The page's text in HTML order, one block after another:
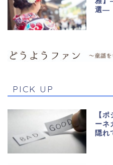
選―
PICK UP
【
ーネ
隠れ